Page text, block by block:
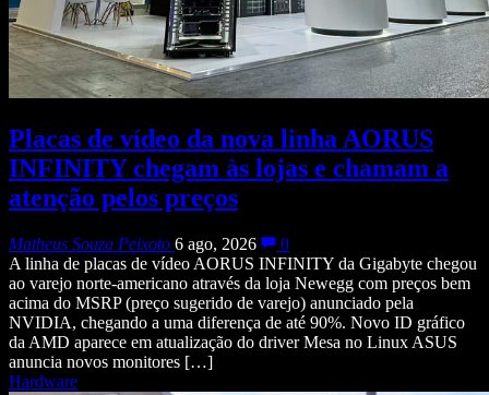
Placas de vídeo da nova linha AORUS
INFINITY chegam às lojas e chamam a
atenção pelos preços
Matheus Souza Peixoto 6 ago, 2026
0
A linha de placas de vídeo AORUS INFINITY da Gigabyte chegou
ao varejo norte-americano através da loja Newegg com preços bem
acima do MSRP (preço sugerido de varejo) anunciado pela
NVIDIA, chegando a uma diferença de até 90%. Novo ID gráfico
da AMD aparece em atualização do driver Mesa no Linux ASUS
anuncia novos monitores […]
Hardware